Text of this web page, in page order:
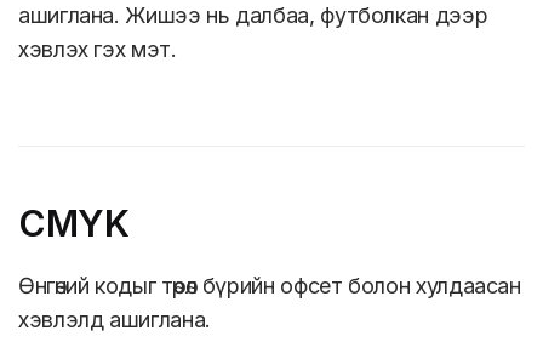
ашиглана. Жишээ нь далбаа, футболкан дээр
хэвлэх гэх мэт.
CMYK
Өнгөний кодыг төрөл бүрийн офсет болон хулдаасан
хэвлэлд ашиглана.